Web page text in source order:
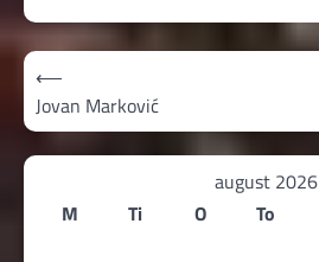
Indlægsnavigation
⟵
Jovan Marković
august 2026
M
Ti O To